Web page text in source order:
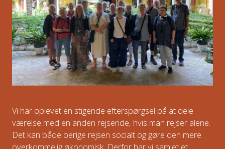
Vi har oplevet en stigende efterspørgsel på at dele
værelse med en anden rejsende, hvis man rejser alene.
Det kan både berige rejsen socialt og gøre den mere
overkommelig økonomisk. Derfor har vi samlet et